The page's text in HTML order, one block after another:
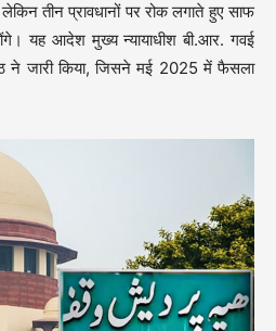
तीन प्रावधानों पर रोक लगाते हुए साफ
यह आदेश मुख्य न्यायाधीश बी.आर. गवई
ने जारी किया, जिसने मई 2025 में फैसला